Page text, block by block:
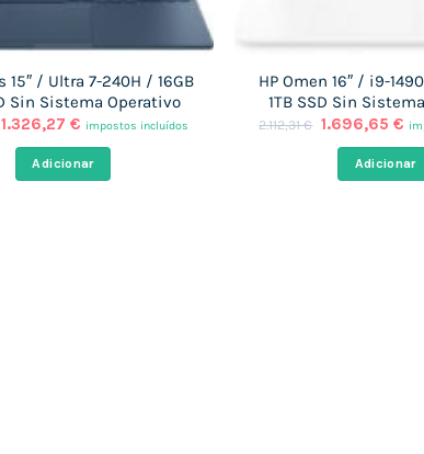
15″ / Ultra 7-240H / 16GB
Sin Sistema Operativo
O
original
1.326,27 €O
atual
é:
impostos incluídos
Adicionar
HP Omen 16″ / i9-
1TB SSD Sin
2.112,31€ O
original
1.696,65€ O
é:
Adicionar